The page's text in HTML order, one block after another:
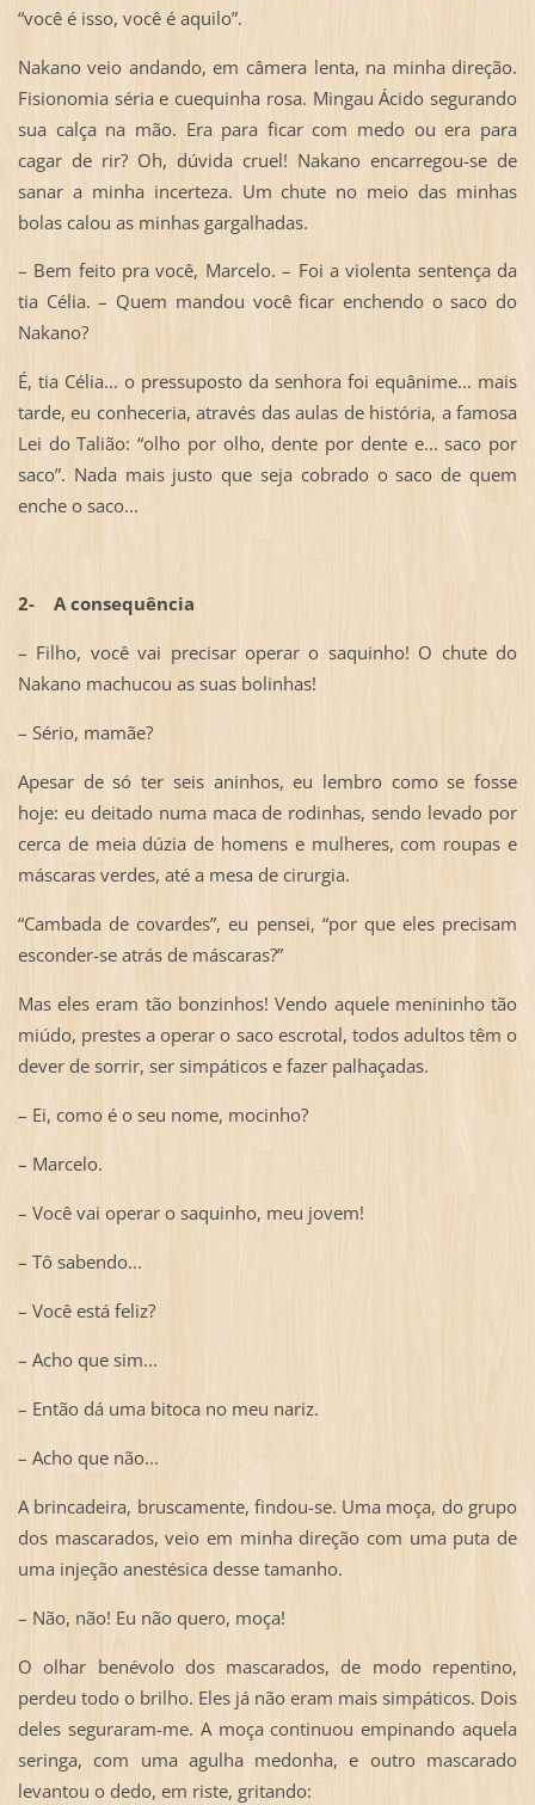
“você é isso, você é aquilo”.
Nakano veio andando, em câmera lenta, na minha direção.
Fisionomia séria e cuequinha rosa. Mingau Ácido segurando
sua calça na mão. Era para ficar com medo ou era para
cagar de rir? Oh, dúvida cruel! Nakano encarregou-se de
sanar a minha incerteza. Um chute no meio das minhas
bolas calou as minhas gargalhadas.
– Bem feito pra você, Marcelo. – Foi a violenta sentença da
tia Célia. – Quem mandou você ficar enchendo o saco do
Nakano?
É, tia Célia... o pressuposto da senhora foi equânime... mais
tarde, eu conheceria, através das aulas de história, a famosa
Lei do Talião: “olho por olho, dente por dente e... saco por
saco”. Nada mais justo que seja cobrado o saco de quem
enche o saco...
2- A consequência
– Filho, você vai precisar operar o saquinho! O chute do
Nakano machucou as suas bolinhas!
– Sério, mamãe?
Apesar de só ter seis aninhos, eu lembro como se fosse
hoje: eu deitado numa maca de rodinhas, sendo levado por
cerca de meia dúzia de homens e mulheres, com roupas e
máscaras verdes, até a mesa de cirurgia.
“Cambada de covardes”, eu pensei, “por que eles precisam
esconder-se atrás de máscaras?”
Mas eles eram tão bonzinhos! Vendo aquele menininho tão
miúdo, prestes a operar o saco escrotal, todos adultos têm o
dever de sorrir, ser simpáticos e fazer palhaçadas.
– Ei, como é o seu nome, mocinho?
– Marcelo.
– Você vai operar o saquinho, meu jovem!
– Tô sabendo...
– Você está feliz?
– Acho que sim...
– Então dá uma bitoca no meu nariz.
– Acho que não...
A brincadeira, bruscamente, findou-se. Uma moça, do grupo
dos mascarados, veio em minha direção com uma puta de
uma injeção anestésica desse tamanho.
– Não, não! Eu não quero, moça!
O olhar benévolo dos mascarados, de modo repentino,
perdeu todo o brilho. Eles já não eram mais simpáticos. Dois
deles seguraram-me. A moça continuou empinando aquela
seringa, com uma agulha medonha, e outro mascarado
levantou o dedo, em riste, gritando: